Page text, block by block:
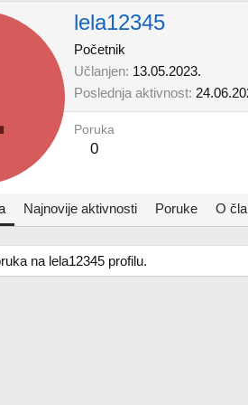
lela12345
Početnik
Učlanjen 13.05.2023.
Poslednja aktivnost
Poruka
0
Najnovije aktivnosti Poruke O
na lela12345 profilu.